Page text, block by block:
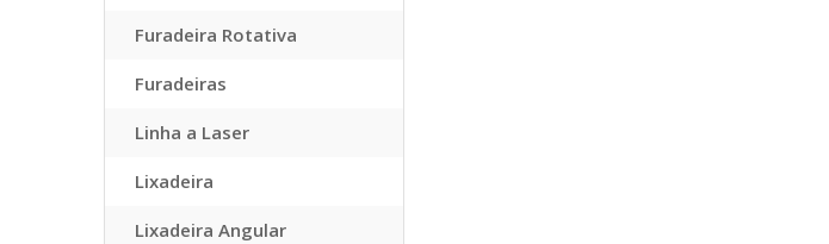
Furadeira Rotativa
Furadeiras
Linha a Laser
Lixadeira
Lixadeira Angular